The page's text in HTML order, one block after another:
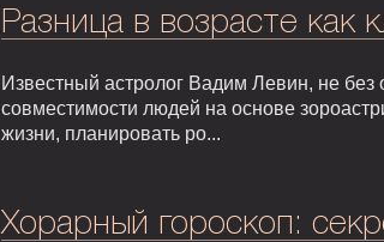
Разница в возрасте как
Известный астролог Вадим Левин, не
совместимости людей на основе
жизни, планировать ро...
Хорарный гороскоп: